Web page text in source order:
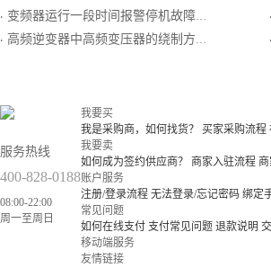
· 变频器运行一段时间报警停机故障原因分析
· 高频逆变器中高频变压器的绕制方法
·
·
服务热线
400-828-0188
08:00-22:00
周一至周日
我要买
我是采购商，如何找货？
买家采购流程
我要卖
如何成为签约供应商？
商家入驻流程
账户服务
注册/登录流程 无法登录/忘记密码 绑定
常见问题
如何在线支付 支付常见问题 退款说明
移动端服务
友情链接